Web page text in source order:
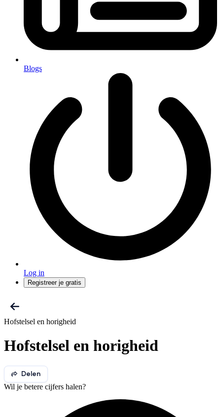
Blogs
Log in
Registreer je gratis
Hofstelsel en horigheid
Hofstelsel en horigheid
Delen
Wil je betere cijfers halen?